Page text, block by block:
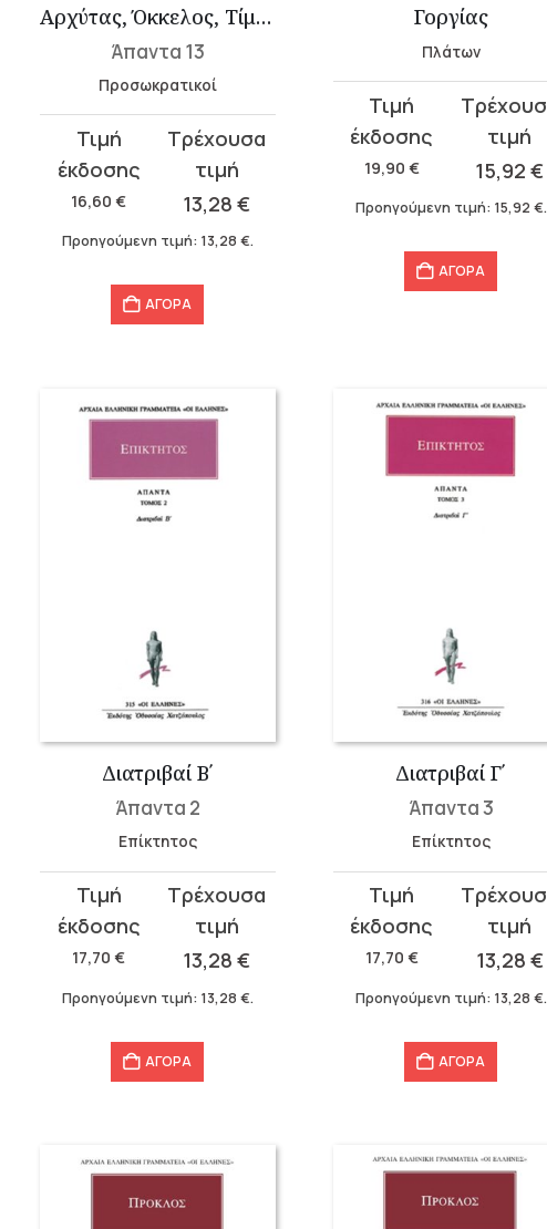
Αρχύτας, Όκκελος, Τίμαιος, Ικέτας, Έκφαντος, Ξενόφιλος, Διοκλής-Εχ�...
Άπαντα 13
Προσωκρατικοί
16,60€
Original
price
was:
16,60 €.
13,28€
τρέχουσα
τιμή
είναι:
Προηγούμενη τιμή: 13,28 €.
ΑΓΟΡΑ
Γοργίας
Πλάτων
19,90 €
Original
price
was:
19,90 €.
15,92€
τρέχουσα
τιμή
είναι:
Προηγούμενη τιμή: 15,92 €.
ΑΓΟΡΑ
Διατριβαί Β΄
Άπαντα 2
Επίκτητος
17,70€
Original
price
was:
17,70 €.
13,28€
τρέχουσα
τιμή
είναι:
Προηγούμενη τιμή: 13,28 €.
ΑΓΟΡΑ
Διατριβαί Γ΄
Άπαντα 3
Επίκτητος
17,70 €
Original
price
was:
17,70 €.
13,28 €
τρέχουσα
τιμή
είναι:
Προηγούμενη τιμή: 13,28 €.
ΑΓΟΡΑ